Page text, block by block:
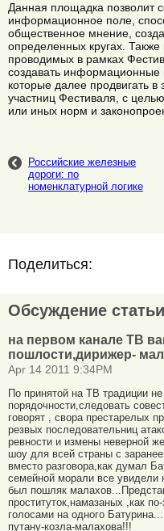
Данная площадка позволит
информационное поле,
общественное мнение,
определенных кругах. Также
проводимых в рамках
создавать
которые далее продвигать
участниц Фестиваля, с
или иных норм и
Российские железные
дороги: по
номенклатурной логике
Поделиться:
Обсуждение статьи
на первом канале ТВ
пошлости,дирижер-
Apr 14 2011 9:34PM
По принятой на ТВ традиции
порядочности,следовать
говорят , свора престарелых
резвых последовательниц
ревности и измены неверной
шоу для всей страны с
вместо разговора,как думал
семейной морали все увидели
был пошляк
проституток,намазаных ,как
голосами на одного
путану-козла-малахова!!!